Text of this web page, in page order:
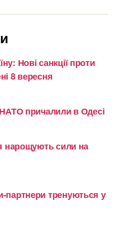
Нові санкції проти
8 вересня
причалили в Одесі
нарощують сили на
партнери тренуються у